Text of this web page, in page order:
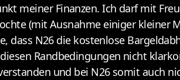
meiner Finanzen. Ich darf mit
(mit Ausnahme einiger kleiner
dass N26 die kostenlose
Randbedingungen nicht
und bei N26 somit auch